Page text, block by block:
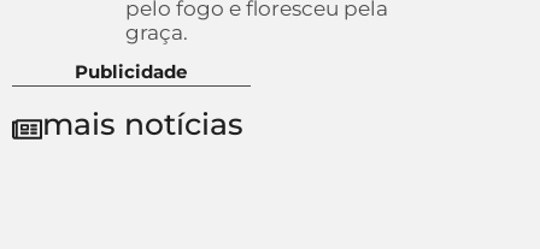
pelo fogo e floresceu pela
graça.
Publicidade
mais notícias